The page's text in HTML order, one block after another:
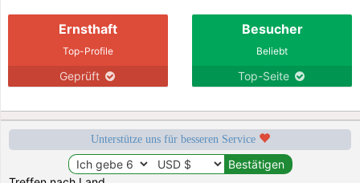
Ernsthaft
Top-Profile
Geprüft
Besucher
Beliebt
Top-Seite
Unterstütze uns für besseren Service